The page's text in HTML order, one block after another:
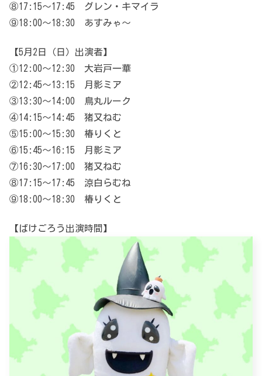
⑧17:15～17:45 グレン・キマイラ
⑨18:00～18:30 あすみゃ～
【5月2日（日）出演者】
①12:00～12:30 大岩戸一華
②12:45～13:15 月影ミア
③13:30～14:00 鳥丸ルーク
④14:15～14:45 猪又ねむ
⑤15:00～15:30 椿りくと
⑥15:45～16:15 月影ミア
⑦16:30～17:00 猪又ねむ
⑧17:15～17:45 涼白らむね
⑨18:00～18:30 椿りくと
【ばけごろう出演時間】